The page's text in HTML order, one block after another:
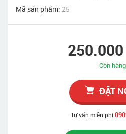
Mã sản phẩm: 25
Còn hàng
ĐẶT
Tư vấn miễn phí